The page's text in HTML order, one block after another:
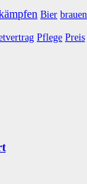
Bier brauen
Pflege Preis